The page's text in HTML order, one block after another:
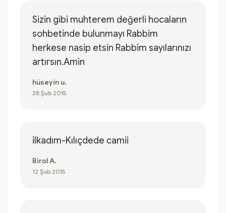
Sizin gibi muhterem değerli hocaların
sohbetinde bulunmayı Rabbim
herkese nasip etsin Rabbim sayılarınızı
artırsın.Amin
hüseyin u.
28 Şub 2015
ilkadım-Kılıçdede camii
Birol A.
12 Şub 2015